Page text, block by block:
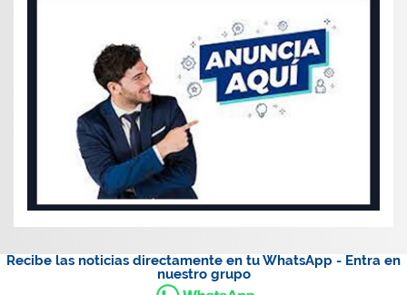
Recibe las noticias directamente en tu WhatsApp - Entra en
nuestro grupo